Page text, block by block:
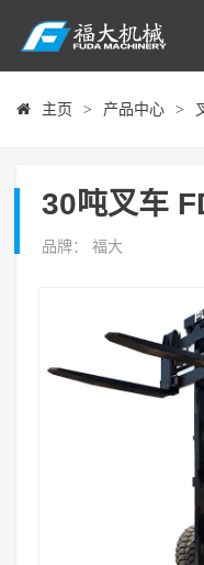
主页 > 产品中心 >
30吨叉车
品牌： 福大